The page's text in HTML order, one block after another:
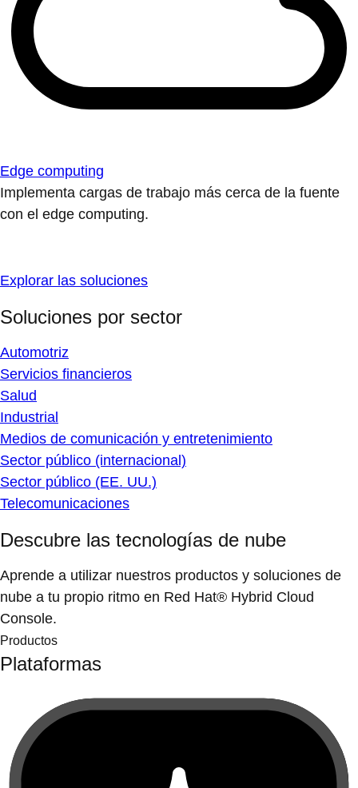
Edge computing
Implementa cargas de trabajo más cerca de la fuente
con el edge computing.
Explorar las soluciones
Soluciones por sector
Automotriz
Servicios financieros
Salud
Industrial
Medios de comunicación y entretenimiento
Sector público (internacional)
Sector público (EE. UU.)
Telecomunicaciones
Descubre las tecnologías de nube
Aprende a utilizar nuestros productos y soluciones de
nube a tu propio ritmo en Red Hat® Hybrid Cloud
Console.
Productos
Plataformas